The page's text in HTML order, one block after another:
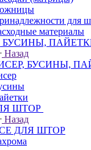
для
материалы
БУСИНЫ,
Назад
БУСИНЫ,
ШТОР
Назад
ДЛЯ ШТОР